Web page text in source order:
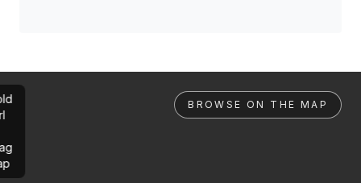
BROWSE ON THE MAP